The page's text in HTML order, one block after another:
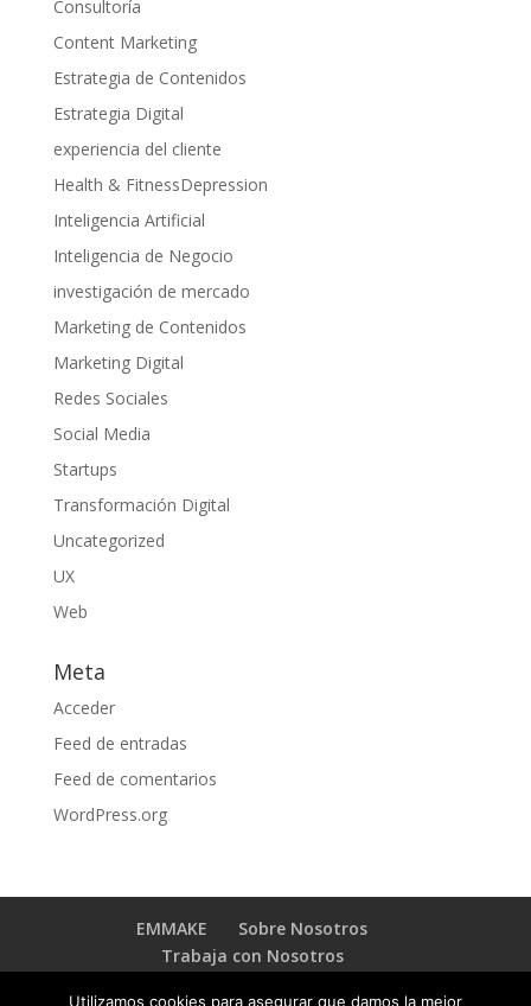
Consultoría
Content Marketing
Estrategia de Contenidos
Estrategia Digital
experiencia del cliente
Health & FitnessDepression
Inteligencia Artificial
Inteligencia de Negocio
investigación de mercado
Marketing de Contenidos
Marketing Digital
Redes Sociales
Social Media
Startups
Transformación Digital
Uncategorized
UX
Web
Meta
Acceder
Feed de entradas
Feed de comentarios
WordPress.org
EMMAKE
Sobre Nosotros
Trabaja con Nosotros
Utilizamos cookies para asegurar que damos la mejor